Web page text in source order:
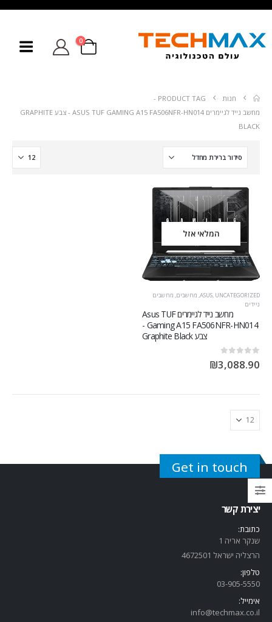
0
חנות
PRODUCT TAG -
מחשב נייד לגיימרים ASUS TUF GAMING A15 FA506NFR-HN014 - צבע GRAPHITE
BLACK
המלאי אזל
ASUS, UNCATEGORIZED
, מחשבים, מחשבים
ניידים
מחשב נייד לגיימרים Asus TUF
Gaming A15 FA506NFR-HN014 -
צבע Graphite Black
0
out of 5
₪3,088.90
Get in touch
יצירת קשר
כתובת:
שנקר אריה 1
הרצליה ישראל 4672501
טלפון:
03-905-5550
אימייל:
info@techmax.co.il